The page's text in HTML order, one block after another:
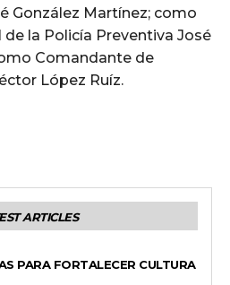
González Martínez; como
la Policía Preventiva José
Comandante de
López Ruíz.
ARTICLES
PARA FORTALECER CULTURA